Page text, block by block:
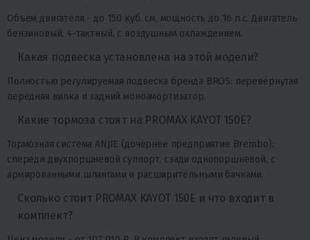
Объём двигателя - до 150 куб. см, мощность до 16 л.с. Двигатель
бензиновый, 4-тактный, с воздушным охлаждением.
Какая подвеска установлена на этой модели?
Полностью регулируемая подвеска бренда BROS: перевёрнутая
передняя вилка и задний моноамортизатор.
Какие тормоза стоят на PROMAX KAYOT 150E?
Тормозная система ANJIE (дочернее предприятие Brembo):
спереди двухпоршневой суппорт, сзади однопоршневой, с
армированными шлангами и расширительными бачками.
Сколько стоит PROMAX KAYOT 150E и что входит в
комплект?